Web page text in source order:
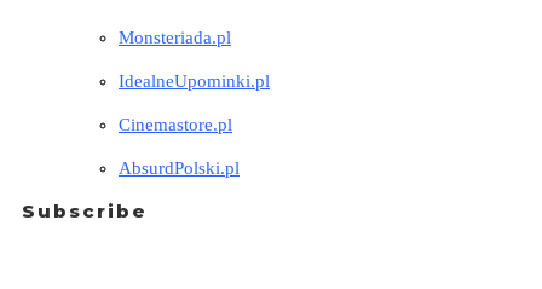
Monsteriada.pl
IdealneUpominki.pl
Cinemastore.pl
AbsurdPolski.pl
Subscribe